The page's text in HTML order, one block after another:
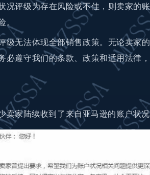
况评级为存在风险或不佳，则卖家的
级无法体现全部销售政策。无论卖家
必遵守我们的条款、政策和适用法律
卖家陆续收到了来自亚马逊的账户状